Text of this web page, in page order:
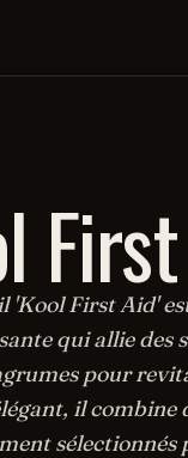
'Kool First Aid'
qui allie des
pour
il combine